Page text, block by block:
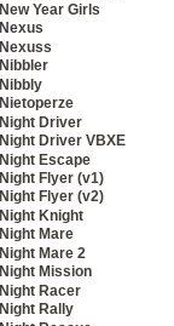
New Year Girls
Nexus
Nexuss
Nibbler
Nibbly
Nietoperze
Night Driver
Night Driver VBXE
Night Escape
Night Flyer (v1)
Night Flyer (v2)
Night Knight
Night Mare
Night Mare 2
Night Mission
Night Racer
Night Rally